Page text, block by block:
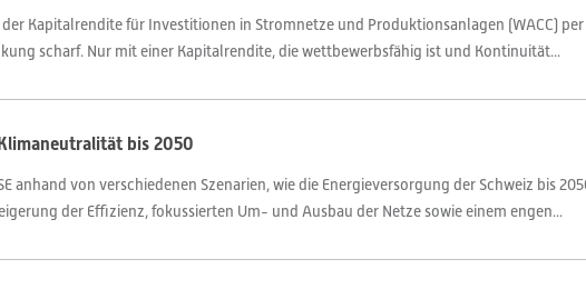
Kapitalrendite für Investitionen in Stromnetze und Produktionsanlagen (WACC) per
scharf. Nur mit einer Kapitalrendite, die wettbewerbsfähig ist und Kontinuität...
bis 2050
von verschiedenen Szenarien, wie die Energieversorgung der Schweiz bis
der Effizienz, fokussierten Um- und Ausbau der Netze sowie einem engen...